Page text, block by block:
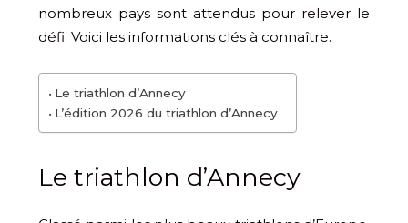
nombreux pays sont attendus pour relever le
défi. Voici les informations clés à connaître.
Le triathlon d’Annecy
L’édition 2026 du triathlon d’Annecy
Le triathlon d’Annecy